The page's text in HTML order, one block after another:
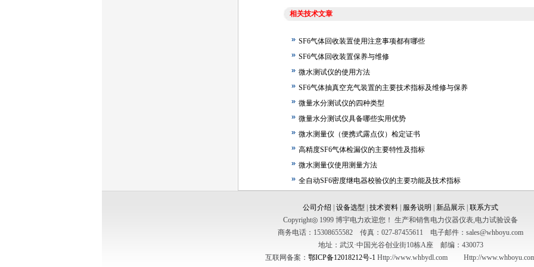
相关技术文章
SF6气体回收装置使用注意事项都有哪些
SF6气体回收装置保养与维修
微水测试仪的使用方法
SF6气体抽真空充气装置的主要技术指标及维修与保养
微量水分测试仪的四种类型
微量水分测试仪具备哪些实用优势
微水测量仪（便携式露点仪）检定证书
高精度SF6气体检漏仪的主要特性及指标
微水测量仪使用测量方法
全自动SF6密度继电器校验仪的主要功能及技术指标
公司介绍 设备选型 技术资料 服务说明 新品展示 联系方式
Copyright◎ 1999 博宇电力欢迎您！ 生产和销售电力仪器仪表,电力试验设备
商务电话：15308655582 传真：027-87455611 电子邮件：sales@whboyu.com
地址：武汉·中国光谷创业街10栋A座 邮编：430073
互联网备案： 鄂ICP备12018212号-1 Http://www.whbydl.com Http://